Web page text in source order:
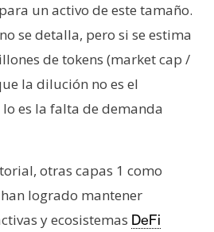
un activo de este tamaño.
se detalla, pero si se estima
de tokens (market cap /
la dilución no es el
es la falta de demanda
otras capas 1 como
han logrado mantener
y ecosistemas DeFi